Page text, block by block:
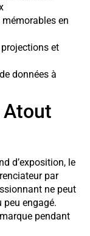
mémorables en
et
données à
Atout
d’exposition, le
par
ne peut
peu engagé.
pendant